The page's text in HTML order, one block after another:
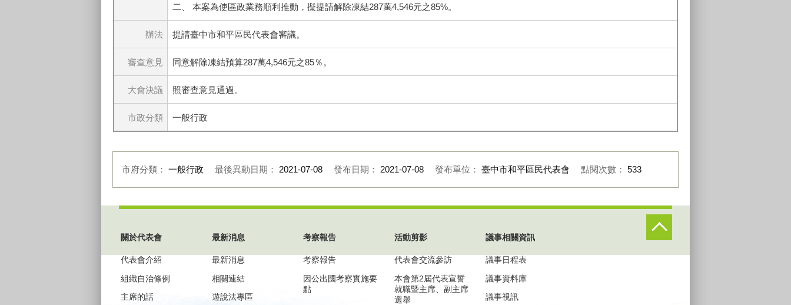
二、 本案為使區政業務順利推動，擬提請解除凍結287萬4,546元之85%。
辦法 提請臺中市和平區民代表會審議。
審查意見 同意解除凍結預算287萬4,546元之85％。
大會決議 照審查意見通過。
市政分類 一般行政
市府分類： 一般行政 最後異動日期： 2021-07-08 發布日期： 2021-07-08 發布單位： 臺中市和平區民代表會 點閱次數： 533
關於代表會
代表會介紹
組織自治條例
主席的話
最新消息
最新消息
相關連結
遊說法專區
考察報告
考察報告
因公出國考察實施要
點
活動剪影
代表會交流參訪
本會第2屆代表宣誓
就職暨主席、副主席
選舉
議事相關資訊
議事日程表
議事資料庫
議事視訊